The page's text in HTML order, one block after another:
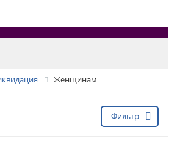
Женщинам
Фильтр